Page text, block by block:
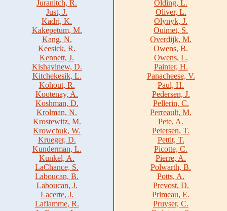
Juranitch, R.
Just, J.
Kadri, K.
Kakepetum, M.
Kang, N.
Keesick, R.
Kennett, J.
Kishayinew, D.
Kitchekesik, L.
Kohout, R.
Kootenay, A.
Koshman, D.
Krolman, N.
Krostewitz, M.
Krowchuk, W.
Krueger, D.
Kunderman, L.
Kunkel, A.
LaChance, S.
Laboucan, B.
Laboucan, J.
Lacerte, J.
Laflamme, R.
Olding, L.
Oliver, L.
Olynyk, J.
Ouimet, S.
Overdijk, M.
Owens, B.
Owens, L.
Painter, H.
Panacheese, V.
Paul, H.
Pedersen, J.
Pellerin, C.
Perreault, M.
Pete, A.
Petersen, T.
Pettit, T.
Picotte, C.
Pierre, A.
Polwarth, B.
Potts, A.
Prevost, D.
Primeau, E.
Pruyser, C.